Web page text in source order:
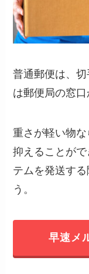
普通郵便は、
は郵便局の窓口
重さが軽い物
抑えることが
テムを発送す
う。
早速メ